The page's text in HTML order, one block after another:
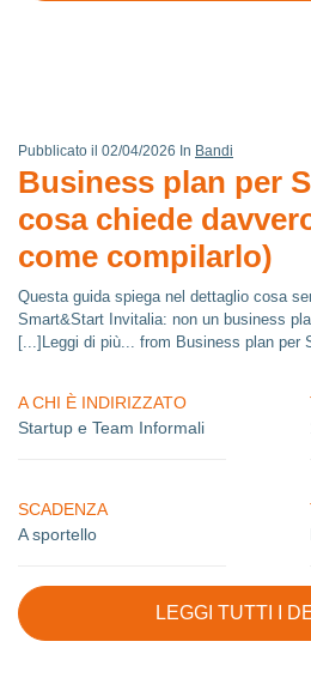
Pubblicato il 02/04/2026 In Bandi
Business plan per
cosa chiede
come compilarlo)
Questa guida spiega nel dettaglio cosa
Smart&Start Invitalia: non un business
[...]Leggi di più... from Business plan per
A CHI È INDIRIZZATO
Startup e Team Informali
SCADENZA
A sportello
LEGGI TUTTI I